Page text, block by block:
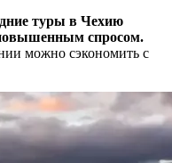
туры в Чехию
спросом.
можно сэкономить с